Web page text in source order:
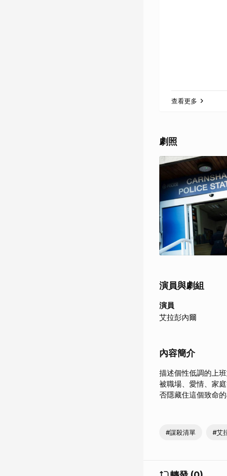
查看更多
劇照
演員與劇組
演員
艾拉彭內爾
內容簡介
描述個性低調的上
被職場、愛情、家
否隱藏住這個致命
#謀殺清單 #艾